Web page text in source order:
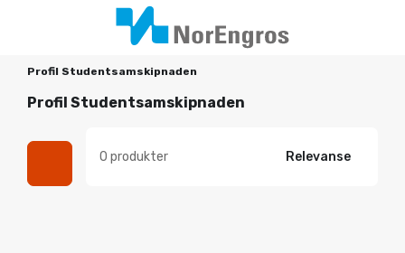
Profil Studentsamskipnaden
Profil Studentsamskipnaden
0 produkter Relevanse